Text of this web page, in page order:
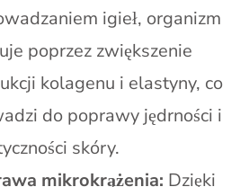
igieł, organizm
poprzez zwiększenie
kolagenu i elastyny, co
do poprawy jędrności i
skóry.
mikrokrążenia: Dzięki